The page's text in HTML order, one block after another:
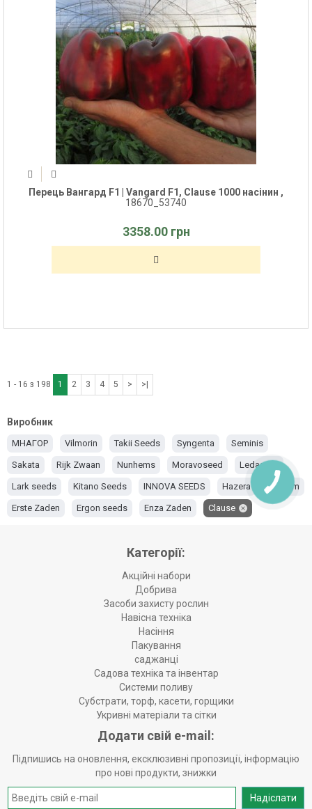
Перець Вангард F1 | Vangard F1, Clause 1000 насінин ,
18670_53740
3358.00 грн
1 - 16 з 198 1 2 3 4 5 > >|
Виробник
МНАГОР Vilmorin Takii Seeds Syngenta Seminis
Sakata Rijk Zwaan Nunhems Moravoseed Ledaagro
Lark seeds Kitano Seeds INNOVA SEEDS Hazera Esasem
Erste Zaden Ergon seeds Enza Zaden Clause
Категорії:
Акційні набори
Добрива
Засоби захисту рослин
Навісна техніка
Насіння
Пакування
саджанці
Садова техніка та інвентар
Системи поливу
Субстрати, торф, касети, горщики
Укривні матеріали та сітки
Додати свій e-mail:
Підпишись на оновлення, ексклюзивні пропозиції, інформацію
про нові продукти, знижки
Надіслати